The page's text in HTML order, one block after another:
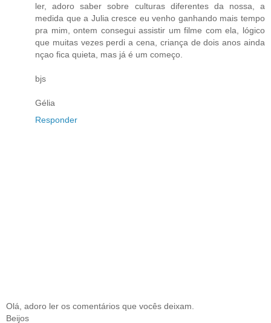
ler, adoro saber sobre culturas diferentes da nossa, a
medida que a Julia cresce eu venho ganhando mais tempo
pra mim, ontem consegui assistir um filme com ela, lógico
que muitas vezes perdi a cena, criança de dois anos ainda
nçao fica quieta, mas já é um começo.
bjs
Gélia
Responder
Olá, adoro ler os comentários que vocês deixam.
Beijos